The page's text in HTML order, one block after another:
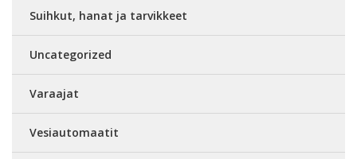
Suihkut, hanat ja tarvikkeet
Uncategorized
Varaajat
Vesiautomaatit